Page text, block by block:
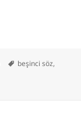
Метки
beşinci söz,